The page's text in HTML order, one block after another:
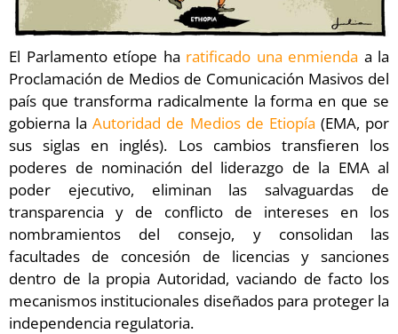
El Parlamento etíope ha ratificado una enmienda a la
Proclamación de Medios de Comunicación Masivos del
país que transforma radicalmente la forma en que se
gobierna laAutoridad de Medios de Etiopía (EMA, por
sus siglas en inglés). Los cambios transfieren los
poderes de nominación del liderazgo de la EMA al
poder ejecutivo, eliminan las salvaguardas de
transparencia y de conflicto de intereses en los
nombramientos del consejo, y consolidan las
facultades de concesión de licencias y sanciones
dentro de la propia Autoridad, vaciando de facto los
mecanismos institucionales diseñados para proteger la
independencia regulatoria.